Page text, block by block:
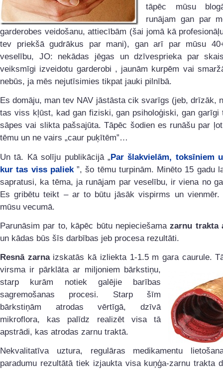
tāpēc mūsu
runājam gan par
garderobes veidošanu, attiecībām (šai jomā kā
tev priekšā gudrākus par mani), gan arī par mūsu
veselību, JO: nekādas jēgas un dzīvesprieka par
veiksmīgi izveidotu garderobi , jaunām kurpēm vai
nebūs, ja mēs nejutīsimies tikpat jauki pilnībā.
Es domāju, man tev NAV jāstāsta cik svarīgs (jeb, drīzāk,
tas viss kļūst, kad gan fiziski, gan psiholoģiski, gan garīgi
sāpes vai slikta pašsajūta. Tāpēc šodien es runāšu par
tēmu un ne vairs „caur puķītēm”…
Un tā. Kā solīju publikācijā „Par šlakvielām, toksīniem
kur tas viss paliek ”, šo tēmu turpinām. Minēto 15 gadu
sapratusi, ka tēma, ja runājam par veselību, ir viena no
Es gribētu teikt – ar to būtu jāsāk vispirms un
mūsu vecumā.
Parunāsim par to, kāpēc būtu nepieciešamazarnu trakta
un kādas būs šīs darbības jeb procesa rezultāti.
Resnā zarnaizskatās kā izliekta 1-1.5 m gara caurule.
virsma ir pārklāta ar miljoniem bārkstiņu,
starp kurām notiek galējie barības
sagremošanas procesi. Starp šīm
bārkstiņām atrodas vērtīgā, dzīvā
mikroflora, kas palīdz realizēt visa tā
apstrādi, kas atrodas zarnu traktā.
Nekvalitatīva uztura, regulāras medikamentu
paradumu rezultātā tiek izjaukta visa kuņģa-zarnu trakta